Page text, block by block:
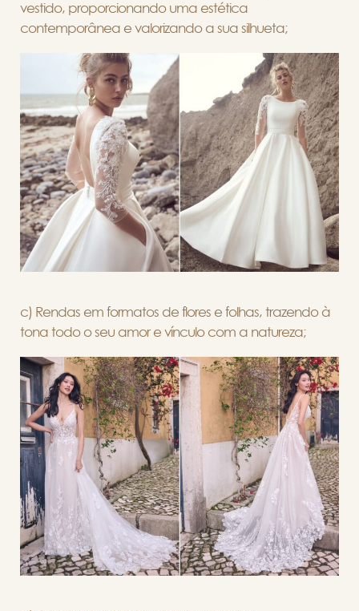
vestido, proporcionando uma estética
contemporânea e valorizando a sua silhueta;
c) Rendas em formatos de flores e folhas, trazendo à
tona todo o seu amor e vínculo com a natureza;